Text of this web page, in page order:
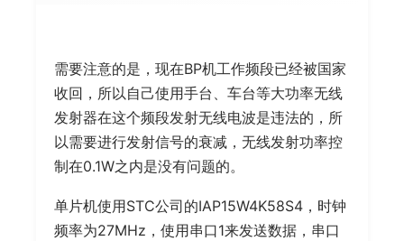
需要注意的是，现在BP机工作频段已经被国家
收回，所以自己使用手台、车台等大功率无线
发射器在这个频段发射无线电波是违法的，所
以需要进行发射信号的衰减，无线发射功率控
制在0.1W之内是没有问题的。
单片机使用STC公司的IAP15W4K58S4，时钟
频率为27MHz，使用串口1来发送数据，串口